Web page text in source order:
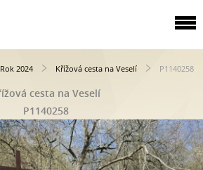
Rok 2024 Křížová cesta na Veselí P1140258
cesta na Veselí
P1140258